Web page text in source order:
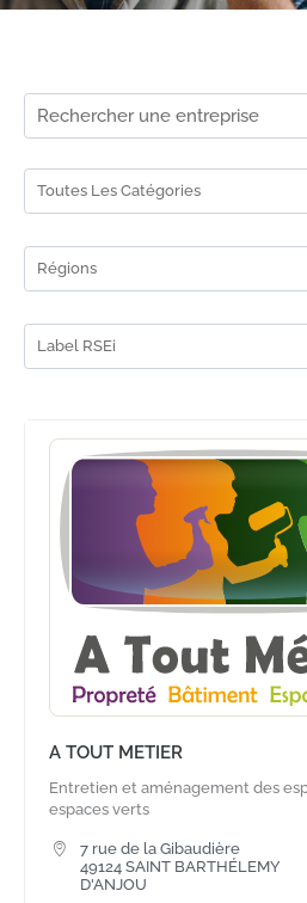
Toutes Les Catégories
Régions
Label RSEi
A TOUT METIER
Entretien et aménagement des
espaces verts
7 rue de la Gibaudière
49124 SAINT BARTHÉLEMY
D'ANJOU